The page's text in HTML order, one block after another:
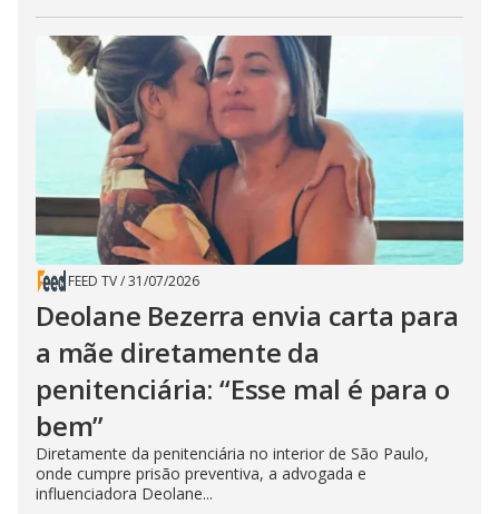
FEED TV/31/07/2026
Deolane Bezerra envia carta para
a mãe diretamente da
penitenciária: “Esse mal é para o
bem”
Diretamente da penitenciária no interior de São Paulo,
onde cumpre prisão preventiva, a advogada e
influenciadora Deolane...